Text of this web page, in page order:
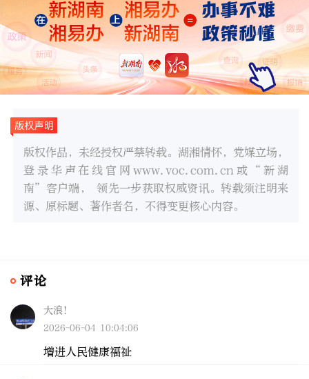
版权作品，未经授权严禁转载。湖湘情怀，党媒立场，
登录华声在线官网www.voc.com.cn或“新湖
南”客户端， 领先一步获取权威资讯。转载须注明来
源、原标题、著作者名，不得变更核心内容。
评论
大浪！
2026-06-04 10:04:06
增进人民健康福祉